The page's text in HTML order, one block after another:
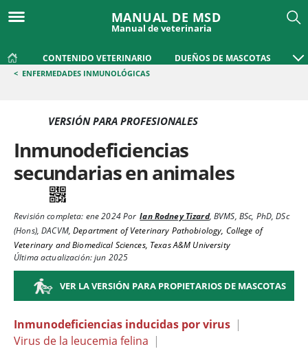
MANUAL DE MSD
Manual de veterinaria
CONTENIDO VETERINARIO DUEÑOS DE MASCOTAS
< ENFERMEDADES INMUNOLÓGICAS
VERSIÓN PARA PROFESIONALES
Inmunodeficiencias
secundarias en animales
Revisión completa: ene 2024Por Ian Rodney Tizard,BVMS, BSc, PhD, DSc
(Hons), DACVM,Department of Veterinary Pathobiology, College of
Veterinary and Biomedical Sciences, Texas A&M University
Última actualización: jun 2025
VER LA VERSIÓN PARA PROPIETARIOS DE MASCOTAS
Inmunodeficiencias inducidas por virus |
Virus de la leucemia felina |